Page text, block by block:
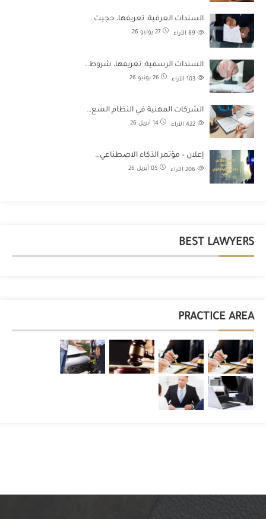
السندات العرفية: تعريفها، حجيت…
27 يونيو 26 الآراء
السندات الرسمية: تعريفها، شروط…
26 يونيو 26 الآراء
الشركات المهنية في النظام السع…
14 أبريل 26 الآراء
إعلان – مؤتمر الذكاء الاصطناعي…
05 أبريل 26 الآراء
BEST LAWYERS
PRACTICE AREA